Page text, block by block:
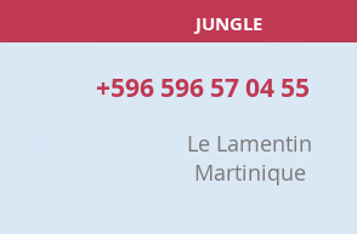
JUNGLE
Le Lamentin
Martinique
+596 596 57 04 55